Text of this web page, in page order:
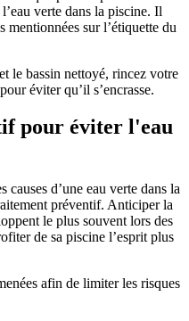
verte dans la piscine. Il
sur l’étiquette du
le bassin nettoyé, rincez votre
éviter qu’il s’encrasse.
pour éviter l'eau
d’une eau verte dans la
préventif. Anticiper la
le plus souvent lors des
de sa piscine l’esprit plus
afin de limiter les risques